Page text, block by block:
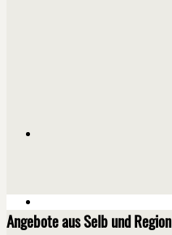
Angebote aus Selb und Region